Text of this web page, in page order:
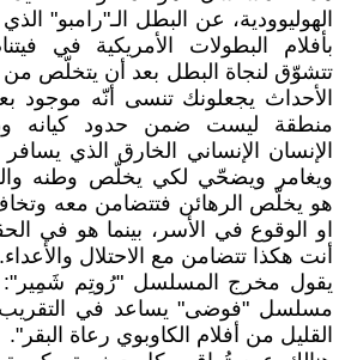
الهوليوودية، عن البطل الـ"رامبو"
بأفلام البطولات الأمريكية في
تتشوّق لنجاة البطل بعد أن يتخلّص من
الأحداث يجعلونك تنسى أنّه موجود
منطقة ليست ضمن حدود كيانه
الإنسان الإنساني الخارق الذي
ويغامر ويضحّي لكي يخلّص وطنه
هو يخلّص الرهائن فتتضامن معه
او الوقوع في الأسر، بينما هو في
أنت هكذا تتضامن مع الاحتلال والأعداء.
يقول مخرج المسلسل "رُوتِم
مسلسل "فوضى" يساعد في التقريب
القليل من أفلام الكاوبوي رعاة البقر".